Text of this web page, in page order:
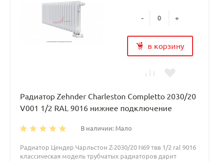
- +
в корзину
Радиатор Zehnder Charleston Completto 2030/20
V001 1/2 RAL 9016 нижнее подключение
В наличии: Мало
Радиатор Цендер Чарльстон Z-2030/20 N69 твв 1/2 ral 9016
классическая модель трубчатых радиаторов дарит